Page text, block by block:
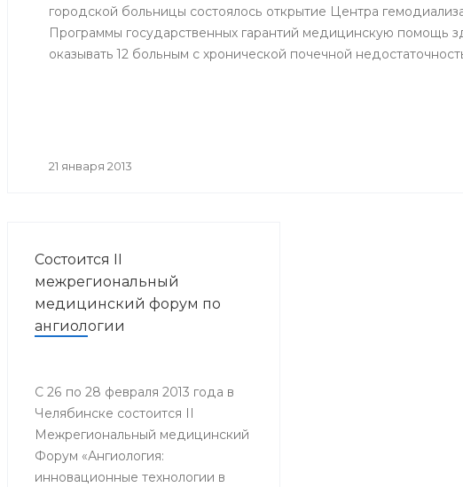
борьбы против
городской больницы состоялось открытие Центра
Программы государственных гарантий медицинскую помощь
оказывать 12 больным с хронической почечной
21 января 2013
Состоится II
межрегиональный
медицинский форум по
ангиологии
С 26 по 28 февраля 2013 года в
Челябинске состоится II
Межрегиональный медицинский
Форум «Ангиология:
инновационные технологии в